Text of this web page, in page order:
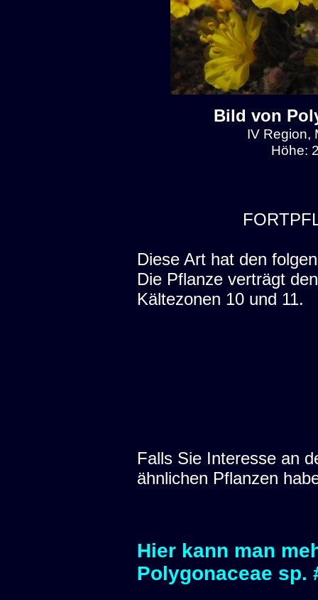
Bild von
IV Region,
Höhe:
Diese Art hat den
Die Pflanze verträgt
Kältezonen 10 und 11.
Falls Sie Interesse an
ähnlichen Pflanzen
Hier kann man
Polygonaceae sp.